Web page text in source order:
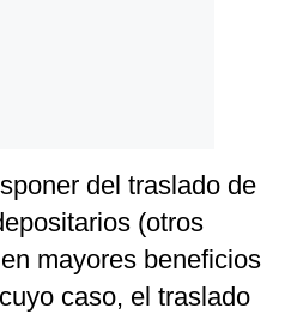
del traslado de
(otros
mayores beneficios
caso, el traslado